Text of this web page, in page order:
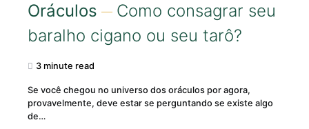
Oráculos
Como consagrar seu
baralho cigano ou seu tarô?
3 minute read
Se você chegou no universo dos oráculos por agora,
provavelmente, deve estar se perguntando se existe algo
de…